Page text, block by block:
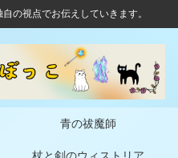
の視点でお伝えしていきます。
青の祓魔師